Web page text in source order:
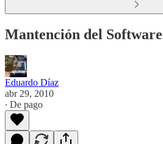
Mantención del Software
Eduardo Díaz
abr 29, 2010
∙ De pago